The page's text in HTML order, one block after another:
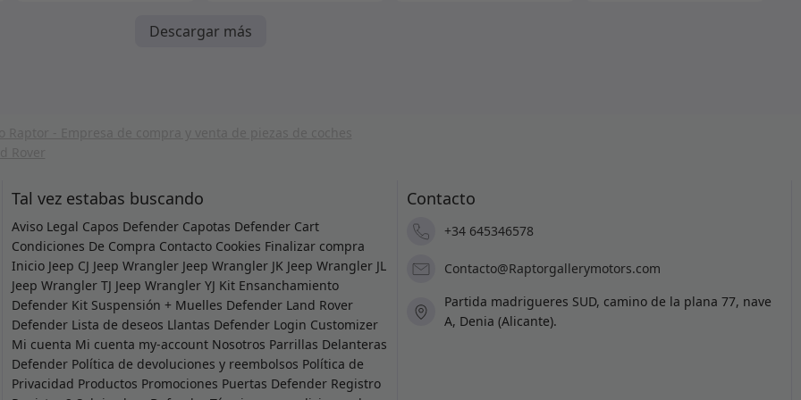
Descargar más
Tal vez estabas buscando
Aviso Legal Capos Defender Capotas Defender Cart
Condiciones De Compra Contacto Cookies Finalizar compra
Inicio Jeep CJ Jeep Wrangler Jeep Wrangler JK Jeep Wrangler JL
Jeep Wrangler TJ Jeep Wrangler YJ Kit Ensanchamiento
Defender Kit Suspensión + Muelles Defender Land Rover
Defender Lista de deseos Llantas Defender Login Customizer
Mi cuenta Mi cuenta my-account Nosotros Parrillas Delanteras
Defender Política de devoluciones y reembolsos Política de
Privacidad Productos Promociones Puertas Defender Registro
Contacto
+34 645346578
Contacto@Raptorgallerymotors.com
Partida madrigueres SUD, camino de la plana 77, nave
A, Denia (Alicante).